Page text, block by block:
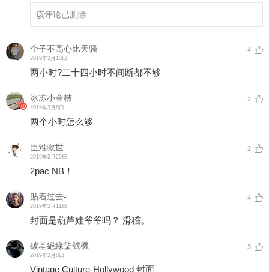
该评论已删除
个子不高心比天骚
2019年3月10日
4
两小时?二十四小时不间断都不够
冰冻小金桔
2019年3月6日
2
两个小时怎么够
臣难救世
2019年2月20日
2
2pac NB！
贴着过去-
2019年2月11日
4
封面是葫芦娃爷爷吗？ 滑稽。
碳基絕緣柒號機
2019年2月8日
3
Vintage Culture-Hollywood 封面